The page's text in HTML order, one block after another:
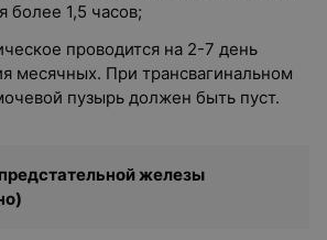
более 1,5 часов;
проводится на 2-7 день
месячных. При трансвагинальном
пузырь должен быть пуст.
железы